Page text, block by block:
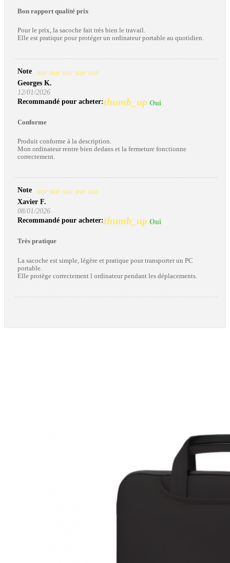
Bon rapport qualité prix
Pour le prix, la sacoche fait très bien le travail.
Elle est pratique pour protéger un ordinateur portable au quotidien.
Note star star star star star
Georges K.
12/01/2026
Recommandé pour acheter:thumb_up Oui
Conforme
Produit conforme à la description.
Mon ordinateur rentre bien dedans et la fermeture fonctionne
correctement.
Note star star star star star
Xavier F.
08/01/2026
Recommandé pour acheter:thumb_up Oui
Très pratique
La sacoche est simple, légère et pratique pour transporter un PC
portable.
Elle protège correctement l ordinateur pendant les déplacements.